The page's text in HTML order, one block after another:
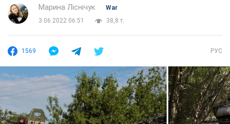
Марина Ліснічук
War
3.06.2022 06:51
38,8 т.
1569 РУС